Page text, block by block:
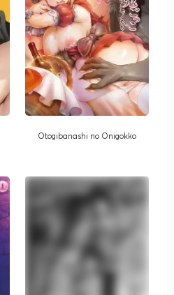
Otogibanashi no Onigokko